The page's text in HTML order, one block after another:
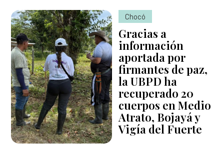
Chocó
Gracias a
información
aportada por
firmantes de paz,
la UBPD ha
recuperado 20
cuerpos en Medio
Atrato, Bojayá y
Vigía del Fuerte